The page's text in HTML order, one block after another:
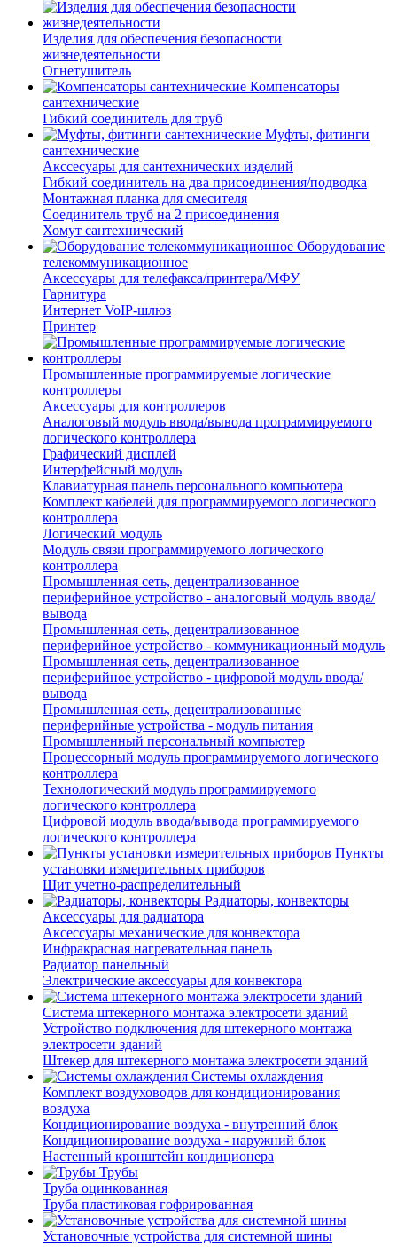
Изделия для обеспечения безопасности
жизнедеятельности
Огнетушитель
Компенсаторы
сантехнические
Гибкий соединитель для труб
Муфты, фитинги
сантехнические
Акссесуары для сантехнических изделий
Гибкий соединитель на два присоединения/подводка
Монтажная планка для смесителя
Соединитель труб на 2 присоединения
Хомут сантехнический
Оборудование
телекоммуникационное
Аксессуары для телефакса/принтера/МФУ
Гарнитура
Интернет VoIP-шлюз
Принтер
Промышленные программируемые логические
контроллеры
Аксессуары для контроллеров
Аналоговый модуль ввода/вывода программируемого
логического контроллера
Графический дисплей
Интерфейсный модуль
Клавиатурная панель персонального компьютера
Комплект кабелей для программируемого логического
контроллера
Логический модуль
Модуль связи программируемого логического
контроллера
Промышленная сеть, децентрализованное
периферийное устройство - аналоговый модуль ввода/
вывода
Промышленная сеть, децентрализованное
периферийное устройство - коммуникационный модуль
Промышленная сеть, децентрализованное
периферийное устройство - цифровой модуль ввода/
вывода
Промышленная сеть, децентрализованные
периферийные устройства - модуль питания
Промышленный персональный компьютер
Процессорный модуль программируемого логического
контроллера
Технологический модуль программируемого
логического контроллера
Цифровой модуль ввода/вывода программируемого
логического контроллера
Пункты
установки измерительных приборов
Щит учетно-распределительный
Радиаторы, конвекторы
Аксессуары для радиатора
Аксессуары механические для конвектора
Инфракрасная нагревательная панель
Радиатор панельный
Электрические аксессуары для конвектора
Система штекерного монтажа электросети зданий
Устройство подключения для штекерного монтажа
электросети зданий
Штекер для штекерного монтажа электросети зданий
Системы охлаждения
Комплект воздуховодов для кондиционирования
воздуха
Кондиционирование воздуха - внутренний блок
Кондиционирование воздуха - наружний блок
Настенный кронштейн кондиционера
Трубы
Труба оцинкованная
Труба пластиковая гофрированная
Установочные устройства для системной шины